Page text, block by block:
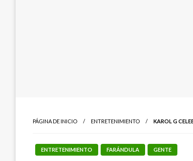
PÁGINA DE INICIO ENTRETENIMIENTO KAROL G
ENTRETENIMIENTO FARÁNDULA GENTE